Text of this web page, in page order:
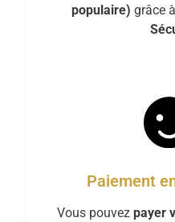
populaire) grâce
Paiement
Vous pouvez payer